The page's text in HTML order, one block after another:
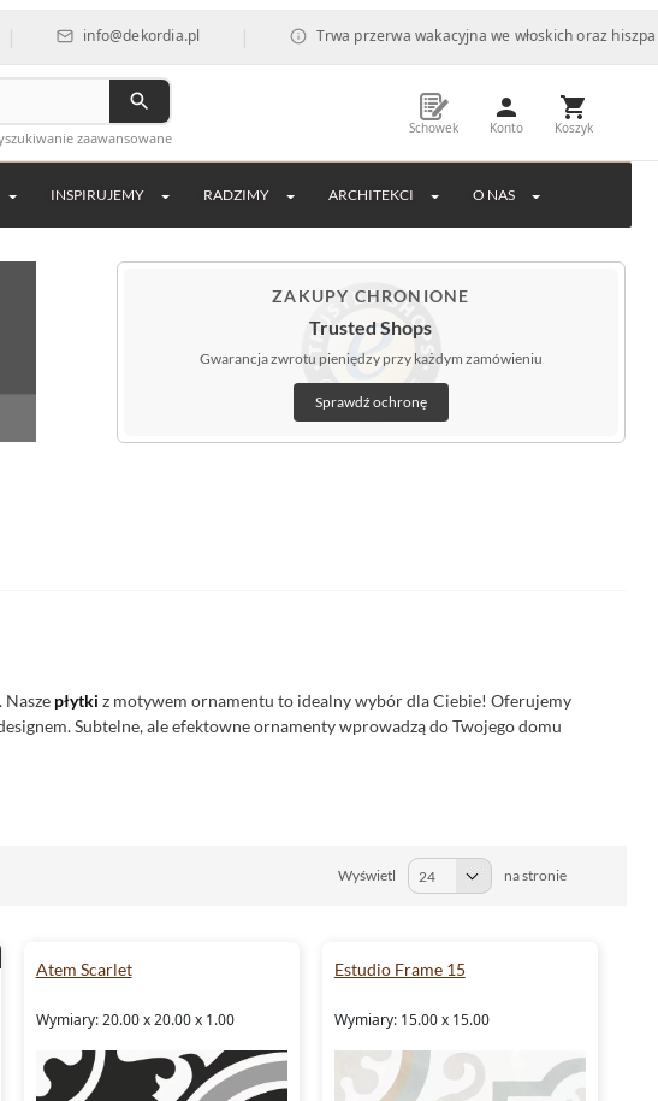
info@dekordia.pl | Trwa przerwa wakacyjna we włoskich oraz hiszpańskich
zaawansowane
Schowek Konto Koszyk
INSPIRUJEMY RADZIMY ARCHITEKCI O NAS
ZAKUPY CHRONIONE
Trusted Shops
Gwarancja zwrotu pieniędzy przy każdym zamówieniu
Sprawdź ochronę
płytki z motywem ornamentu to idealny wybór dla Ciebie! Oferujemy
Subtelne, ale efektowne ornamenty wprowadzą do Twojego domu
Wyświetl na stronie
Atem Scarlet
Wymiary: 20.00 x 20.00 x 1.00
Estudio Frame 15
Wymiary: 15.00 x 15.00